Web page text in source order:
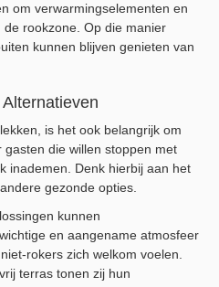
om verwarmingselementen en
rookzone. Op die manier
kunnen blijven genieten van
is het ook belangrijk om
die willen stoppen met
inademen. Denk hierbij aan het
gezonde opties.
kunnen
en aangename atmosfeer
rokers zich welkom voelen.
terras tonen zij hun